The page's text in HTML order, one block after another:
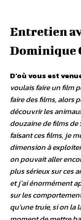
Entretien
Dominique
D’où vous est
voulais faire un film
faire des films, alors
découvrir les
douzaine de films de
faisant ces films, je
dimension à
on pouvait aller
plus sérieux sur ces
et j’ai énormément
sur les
qu’une truie, si on la